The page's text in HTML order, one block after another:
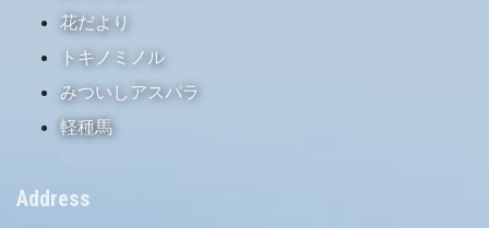
花だより
トキノミノル
みついしアスパラ
軽種馬
Address